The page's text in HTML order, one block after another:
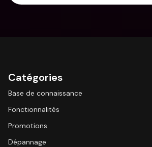
Catégories
Base de connaissance
Fonctionnalités
Promotions
Dépannage